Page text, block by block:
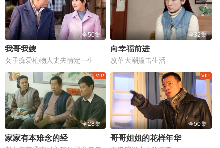
全50集
我哥我嫂
女子痴爱植物人丈夫情定一生
全32集
向幸福前进
改革大潮撞击生活
全28集
家家有本难念的经
全50集
哥哥姐姐的花样年华